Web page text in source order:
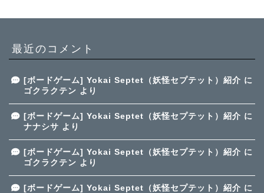
最近のコメント
[ボードゲーム] Yokai Septet（妖怪セプテット）紹介 に
ゴクラクテン より
[ボードゲーム] Yokai Septet（妖怪セプテット）紹介 に
ナナシサ より
[ボードゲーム] Yokai Septet（妖怪セプテット）紹介 に
ゴクラクテン より
[ボードゲーム] Yokai Septet（妖怪セプテット）紹介 に